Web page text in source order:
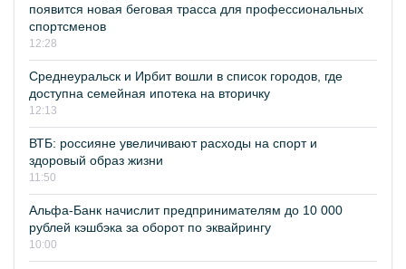
появится новая беговая трасса для профессиональных
спортсменов
12:28
Среднеуральск и Ирбит вошли в список городов, где
доступна семейная ипотека на вторичку
12:13
ВТБ: россияне увеличивают расходы на спорт и
здоровый образ жизни
11:50
Альфа-Банк начислит предпринимателям до 10 000
рублей кэшбэка за оборот по эквайрингу
10:00